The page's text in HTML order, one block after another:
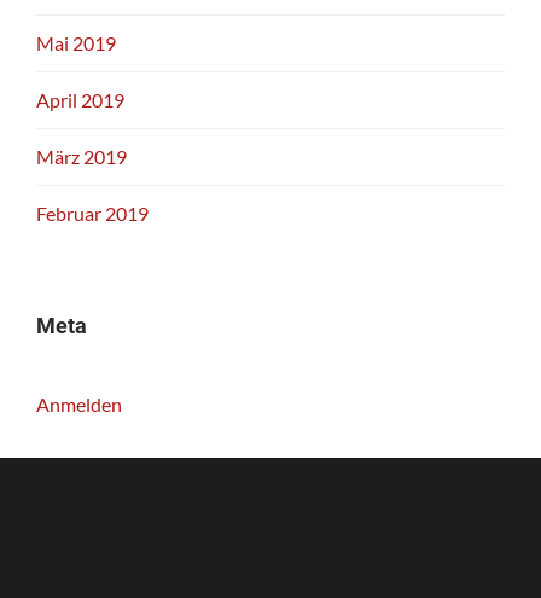
Mai 2019
April 2019
März 2019
Februar 2019
Meta
Anmelden